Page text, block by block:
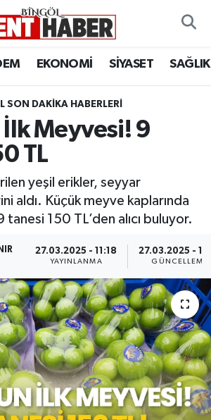
EKONOMİ SİYASET SAĞLIK
SON DAKIKA HABERLERI
Meyvesi! 9
TL
yeşil erikler, seyyar
aldı. Küçük meyve kaplarında
tanesi 150 TL’den alıcı buluyor.
27.03.2025 - 11:18
YAYINLANMA
27.03.2025 -
GÜNCELLEME
Durumu
Vakitleri
Haritası
Durumu ve Fikstür